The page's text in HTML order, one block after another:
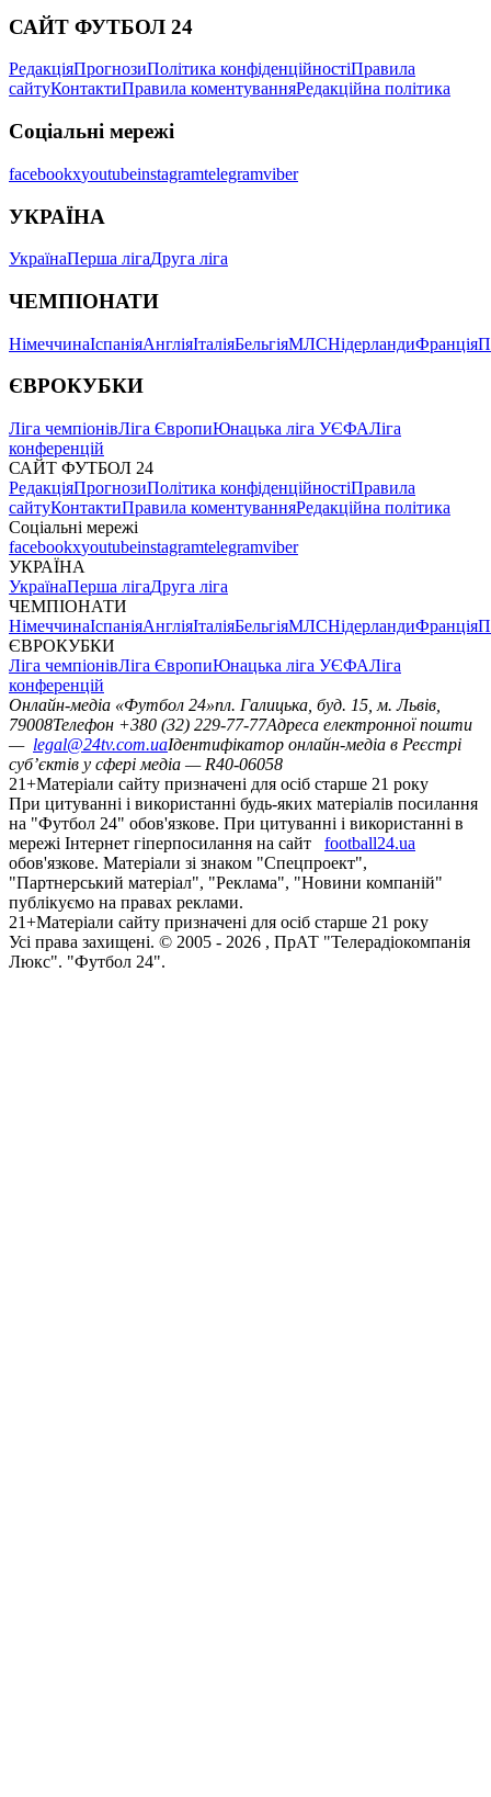
САЙТ ФУТБОЛ 24
РедакціяПрогнозиПолітика конфіденційностіПравила
сайтуКонтактиПравила коментуванняРедакційна політика
Соціальні мережі
facebookxyoutubeinstagramtelegramviber
УКРАЇНА
УкраїнаПерша лігаДруга ліга
ЧЕМПІОНАТИ
НімеччинаІспаніяАнгліяІталіяБельгіяМЛСНідерландиФранція
ЄВРОКУБКИ
Ліга чемпіонівЛіга ЄвропиЮнацька ліга УЄФАЛіга
конференцій
САЙТ ФУТБОЛ 24
РедакціяПрогнозиПолітика конфіденційностіПравила
сайтуКонтактиПравила коментуванняРедакційна політика
Соціальні мережі
facebookxyoutubeinstagramtelegramviber
УКРАЇНА
УкраїнаПерша лігаДруга ліга
ЧЕМПІОНАТИ
НімеччинаІспаніяАнгліяІталіяБельгіяМЛСНідерландиФранція
ЄВРОКУБКИ
Ліга чемпіонівЛіга ЄвропиЮнацька ліга УЄФАЛіга
конференцій
Онлайн-медіа «Футбол 24»пл. Галицька, буд. 15, м. Львів,
79008Телефон +380 (32) 229-77-77Адреса електронної пошти
— legal@24tv.com.uaІдентифікатор онлайн-медіа в Реєстрі
суб’єктів у сфері медіа — R40-06058
21+Матеріали сайту призначені для осіб старше 21 року
При цитуванні і використанні будь-яких матеріалів посилання
на "Футбол 24" обов'язкове. При цитуванні і використанні в
мережі Інтернет гіперпосилання на сайт
football24.ua
обов'язкове. Матеріали зі знаком "Спецпроект",
"Партнерський матеріал", "Реклама", "Новини компаній"
публікуємо на правах реклами.
21+Матеріали сайту призначені для осіб старше 21 року
Усi права захищенi. © 2005 - 2026 , ПрАТ "Телерадіокомпанія
Люкс". "Футбол 24".